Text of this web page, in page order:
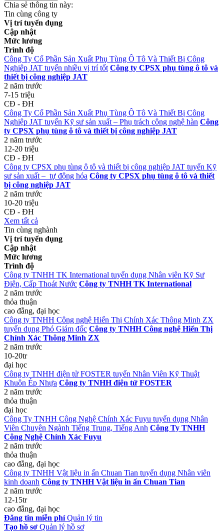
Chia sẻ thông tin này:
Tin cùng công ty
Vị trí tuyển dụng
Cập nhật
Mức lương
Trình độ
Công Ty Cổ Phần Sản Xuất Phụ Tùng Ô Tô Và Thiết Bị Công
Nghiệp JAT tuyển nhiều vị trí tốt Công ty CPSX phụ tùng ô tô và
thiết bị công nghiệp JAT
2 năm trước
7-15 triệu
CĐ - ĐH
Công Ty Cổ Phần Sản Xuất Phụ Tùng Ô Tô Và Thiết Bị Công
Nghiệp JAT tuyển Kỹ sư sản xuất – Phụ trách công nghệ hàn Công
ty CPSX phụ tùng ô tô và thiết bị công nghiệp JAT
2 năm trước
12-20 triệu
CĐ - ĐH
Công ty CPSX phụ tùng ô tô và thiết bị công nghiệp JAT tuyển Kỹ
sư sản xuất – tự động hóa Công ty CPSX phụ tùng ô tô và thiết
bị công nghiệp JAT
2 năm trước
10-20 triệu
CĐ - ĐH
Xem tất cả
Tin cùng nghành
Vị trí tuyển dụng
Cập nhật
Mức lương
Trình độ
Công ty TNHH TK International tuyển dụng Nhân viên Kỹ Sư
Điện, Cấp Thoát Nước Công ty TNHH TK International
2 năm trước
thỏa thuận
cao đẳng, đại học
Công ty TNHH Công nghệ Hiển Thị Chính Xác Thông Minh ZX
tuyển dụng Phó Giám đốc Công ty TNHH Công nghệ Hiển Thị
Chính Xác Thông Minh ZX
2 năm trước
10-20tr
đại học
Công ty TNHH điện tử FOSTER tuyển Nhân Viên Kỹ Thuật
Khuôn Ép Nhựa Công ty TNHH điện tử FOSTER
2 năm trước
thỏa thuận
đại học
Công Ty TNHH Công Nghệ Chính Xác Fuyu tuyển dụng Nhân
Viên Chuyên Ngành Tiếng Trung, Tiếng Anh Công Ty TNHH
Công Nghệ Chính Xác Fuyu
2 năm trước
thỏa thuận
cao đẳng, đại học
Công ty TNHH Vật liệu in ấn Chuan Tian tuyển dụng Nhân viên
kinh doanh Công ty TNHH Vật liệu in ấn Chuan Tian
2 năm trước
12-15tr
cao đẳng, đại học
Đăng tin miễn phí Quản lý tin
Tạo hồ sơ Quản lý hồ sơ